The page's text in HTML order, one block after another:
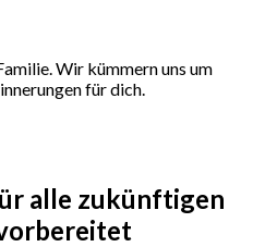
Wir kümmern uns um
für dich.
alle zukünftigen